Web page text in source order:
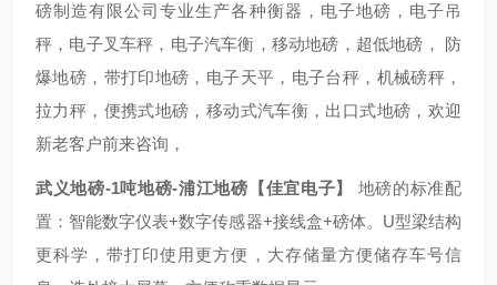
磅制造有限公司专业生产各种衡器，电子地磅，电子吊
秤，电子叉车秤，电子汽车衡，移动地磅，超低地磅， 防
爆地磅，带打印地磅，电子天平，电子台秤，机械磅秤，
拉力秤，便携式地磅，移动式汽车衡，出口式地磅，欢迎
新老客户前来咨询，
武义地磅-1吨地磅-浦江地磅【佳宜电子】 地磅的标准配
置：智能数字仪表+数字传感器+接线盒+磅体。U型梁结构
更科学，带打印使用更方便，大存储量方便储存车号信